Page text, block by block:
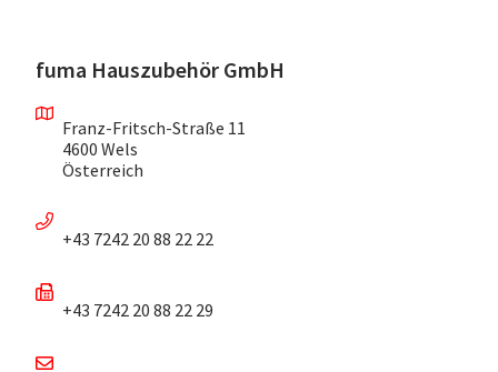
fuma Hauszubehör GmbH
Franz-Fritsch-Straße 11
4600 Wels
Österreich
+43 7242 20 88 22 22
+43 7242 20 88 22 29